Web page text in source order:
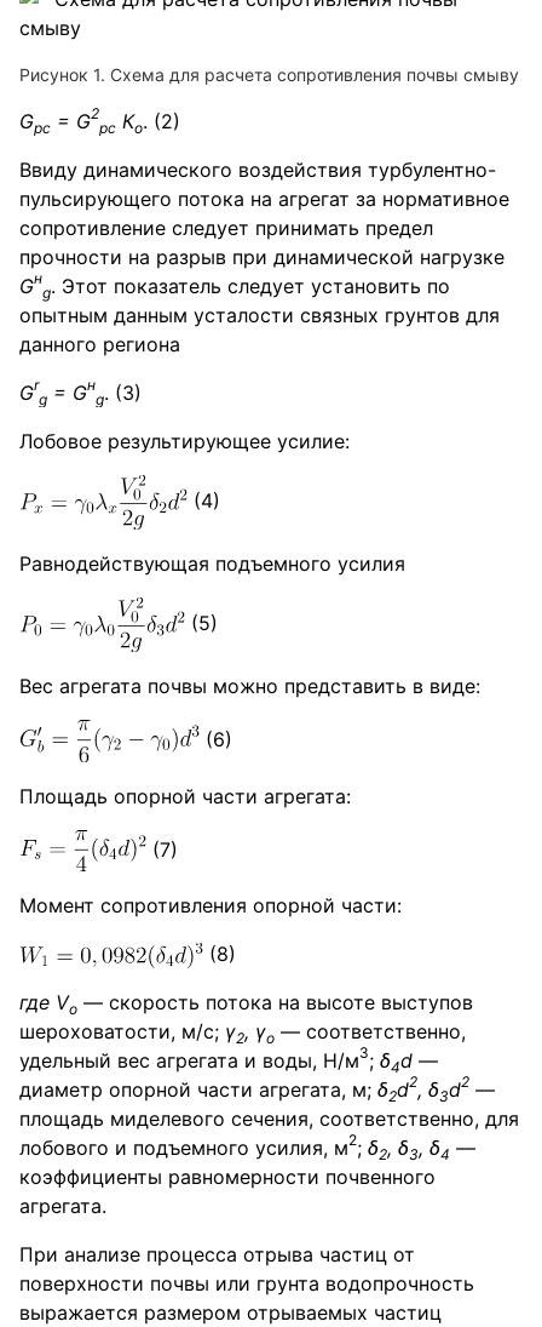
Рисунок 1. Схема для расчета сопротивления почвы смыву
Gpc = G2
pc Ко. (2)
Ввиду динамического воздействия турбулентно-
пульсирующего потока на агрегат за нормативное
сопротивление следует принимать предел
прочности на разрыв при динамической нагрузке
Gн
g. Этот показатель следует установить по
опытным данным усталости связных грунтов для
данного региона
Gr
g = Gн
g. (3)
Лобовое результирующее усилие:
(4)
Равнодействующая подъемного усилия
(5)
Вес агрегата почвы можно представить в виде:
(6)
Площадь опорной части агрегата:
(7)
Момент сопротивления опорной части:
(8)
где Vo — скорость потока на высоте выступов
шероховатости, м/с; γ2, γо — соответственно,
удельный вес агрегата и воды, Н/м3; δ4d —
диаметр опорной части агрегата, м; δ2d2, δ3d2 —
площадь миделевого сечения, соответственно, для
лобового и подъемного усилия, м2; δ2, δ3, δ4 —
коэффициенты равномерности почвенного
агрегата.
При анализе процесса отрыва частиц от
поверхности почвы или грунта водопрочность
выражается размером отрываемых частиц